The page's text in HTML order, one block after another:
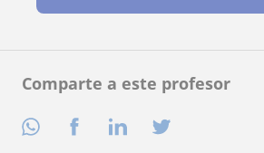
Comparte a este profesor